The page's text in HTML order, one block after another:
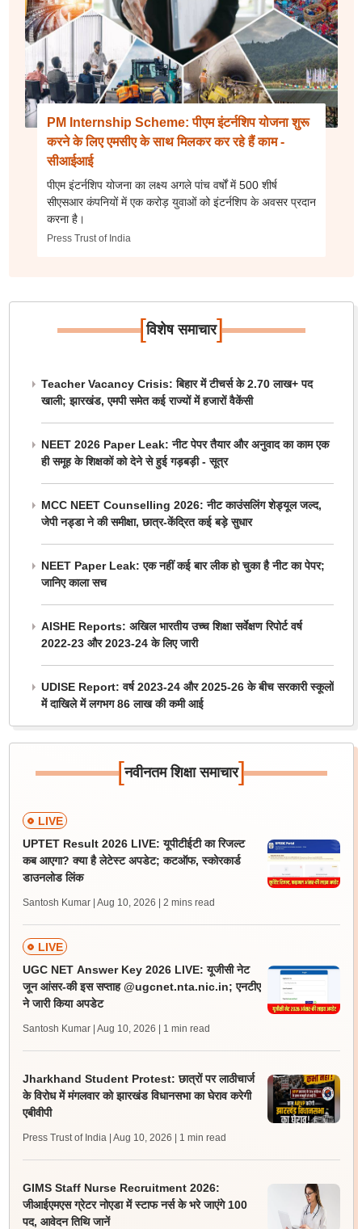
PM Internship Scheme: पीएम इंटर्नशिप योजना शुरू
करने के लिए एमसीए के साथ मिलकर कर रहे हैं काम -
सीआईआई
पीएम इंटर्नशिप योजना का लक्ष्य अगले पांच वर्षों में 500 शीर्ष
सीएसआर कंपनियों में एक करोड़ युवाओं को इंटर्नशिप के अवसर प्रदान
करना है।
Press Trust of India
[विशेष समाचार]
Teacher Vacancy Crisis: बिहार में टीचर्स के 2.70 लाख+ पद
खाली; झारखंड, एमपी समेत कई राज्यों में हजारों वैकेंसी
NEET 2026 Paper Leak: नीट पेपर तैयार और अनुवाद का काम एक
ही समूह के शिक्षकों को देने से हुई गड़बड़ी - सूत्र
MCC NEET Counselling 2026: नीट काउंसलिंग शेड्यूल जल्द,
जेपी नड्डा ने की समीक्षा, छात्र-केंद्रित कई बड़े सुधार
NEET Paper Leak: एक नहीं कई बार लीक हो चुका है नीट का पेपर;
जानिए काला सच
AISHE Reports: अखिल भारतीय उच्च शिक्षा सर्वेक्षण रिपोर्ट वर्ष
2022-23 और 2023-24 के लिए जारी
UDISE Report: वर्ष 2023-24 और 2025-26 के बीच सरकारी स्कूलों
में दाखिले में लगभग 86 लाख की कमी आई
[नवीनतम शिक्षा समाचार]
LIVE
UPTET Result 2026 LIVE: यूपीटीईटी का रिजल्ट
कब आएगा? क्या है लेटेस्ट अपडेट; कटऑफ, स्कोरकार्ड
डाउनलोड लिंक
Santosh Kumar | Aug 10, 2026 | 2 mins read
LIVE
UGC NET Answer Key 2026 LIVE: यूजीसी नेट
जून आंसर-की इस सप्ताह @ugcnet.nta.nic.in; एनटीए
ने जारी किया अपडेट
Santosh Kumar | Aug 10, 2026 | 1 min read
Jharkhand Student Protest: छात्रों पर लाठीचार्ज
के विरोध में मंगलवार को झारखंड विधानसभा का घेराव करेगी
एबीवीपी
Press Trust of India | Aug 10, 2026 | 1 min read
GIMS Staff Nurse Recruitment 2026:
जीआईएमएस ग्रेटर नोएडा में स्टाफ नर्स के भरे जाएंगे 100
पद, आवेदन तिथि जानें